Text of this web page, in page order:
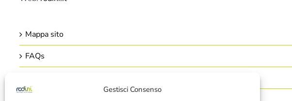
Gestisci Consenso
Mappa sito
FAQs